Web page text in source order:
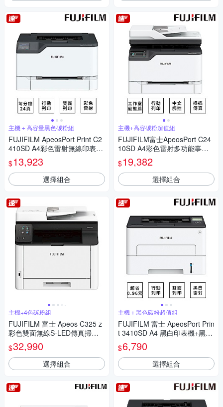
主機＋高容量黑色碳粉組
FUJIFILM ApeosPort Print C2
410SD A4彩色雷射無線印表機
+FUJIFILM CT351263高容量
黑色碳粉匣 (4,500張)
$13,923
選擇組合
主機+4色碳粉組
FUJIFILM 富士 Apeos C325 z
彩色雙面無線S-LED傳真掃描
複合機+原廠四色碳粉
$32,990
選擇組合
主機+高容碳粉超值組
FUJIFILM富士ApeosPort C24
10SD A4彩色雷射多功能事務
複合機+原廠黑色高容量碳粉
$19,382
選擇組合
主機＋黑色碳粉超值組
FUJIFILM 富士 ApeosPort Prin
t 3410SD A4 黑白印表機+黑色
碳粉標準容量
$6,790
選擇組合